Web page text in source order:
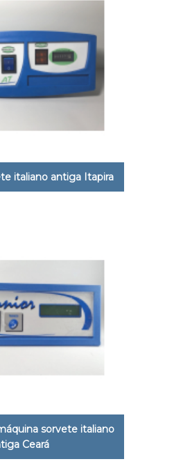
italiano antiga Itapira
sorvete italiano
Ceará